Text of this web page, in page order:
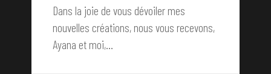
Dans la joie de vous dévoiler mes
nouvelles créations, nous vous recevons,
Ayana et moi,...